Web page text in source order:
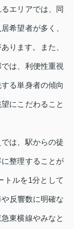
エリアでは、同
希望者が多く、
ります。また、
は、利便性重視
る単身者の傾向
にこだわること
は、駅からの徒
整理することが
トルを1分として
反響数に明確な
東横線やみなと